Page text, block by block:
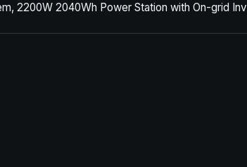
2200W 2040Wh Power Station with On-grid